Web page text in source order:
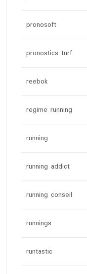
pronosoft
pronostics turf
reebok
regime running
running
running addict
running conseil
runnings
runtastic